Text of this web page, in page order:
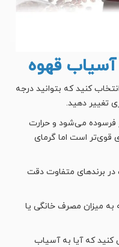
قهوه
کنید که بتوانید درجه
تغییر دهید.
فرسوده می‌شود و حرارت
قوی‌تر است اما گرمای
برندهای متفاوت دقت
به میزان مصرف خانگی یا
کنید که آیا به آسیاب